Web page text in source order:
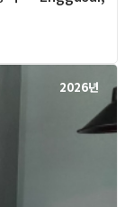
2026년